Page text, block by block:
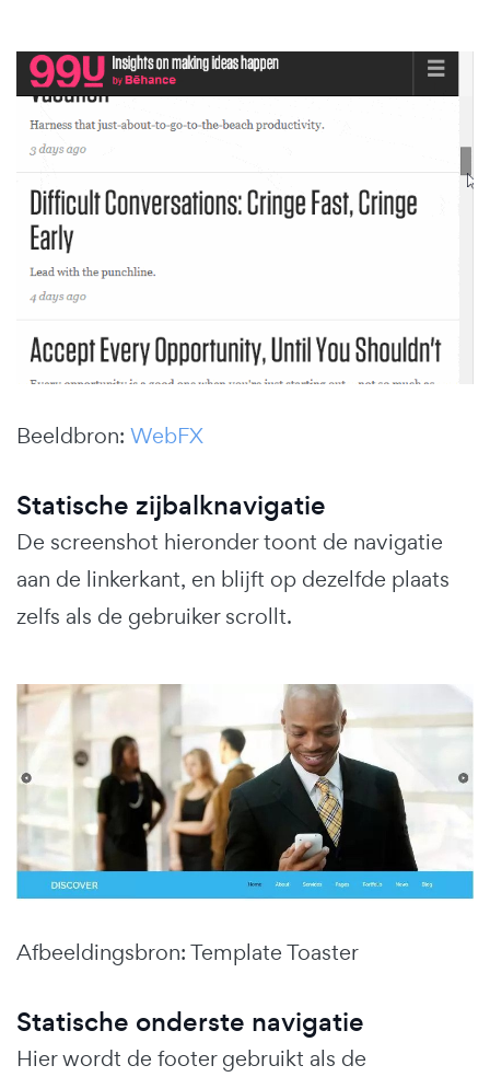
Beeldbron: WebFX
Statische zijbalknavigatie
De screenshot hieronder toont de navigatie
aan de linkerkant, en blijft op dezelfde plaats
zelfs als de gebruiker scrollt.
Afbeeldingsbron: Template Toaster
Statische onderste navigatie
Hier wordt de footer gebruikt als de